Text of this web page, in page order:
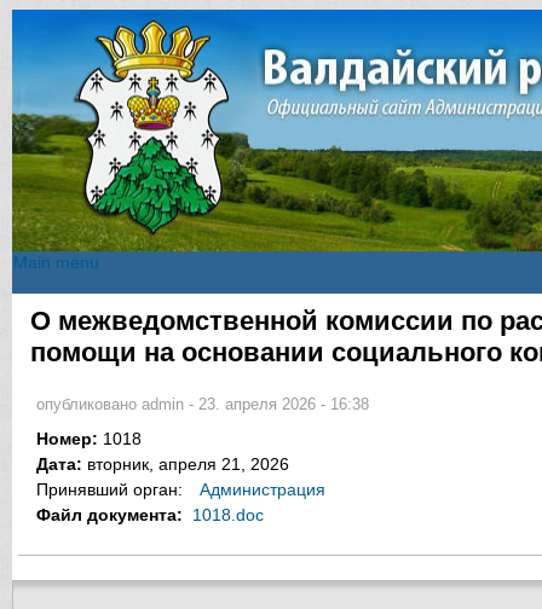
Main menu
Вы здесь
О межведомственной комиссии по
помощи на основании социального
опубликовано admin - 23. апреля 2026 - 16:38
Номер: 1018
Дата: вторник, апреля 21, 2026
Принявший орган:
Администрация
Файл документа:
1018.doc